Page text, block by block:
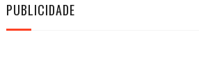
PUBLICIDADE